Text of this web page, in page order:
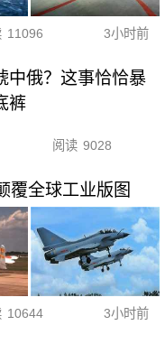
11096 3小时前
中俄？这事恰恰暴
裤
阅读 9028
覆全球工业版图
10644 3小时前